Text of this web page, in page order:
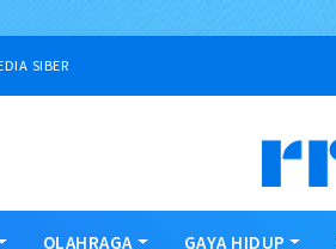
SIBER
OLAHRAGA GAYA HIDUP